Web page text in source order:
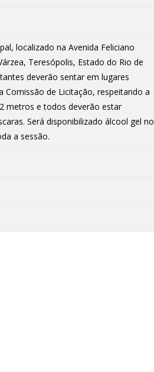
localizado na Avenida Feliciano
Teresópolis, Estado do Rio de
deverão sentar em lugares
Comissão de Licitação, respeitando a
metros e todos deverão estar
Será disponibilizado álcool gel no
a sessão.